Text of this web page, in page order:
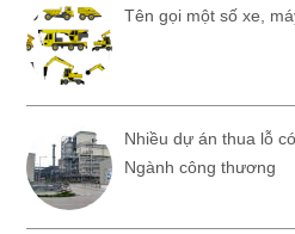
Tên gọi một số xe,
Nhiều dự án thua lỗ
Ngành công thương